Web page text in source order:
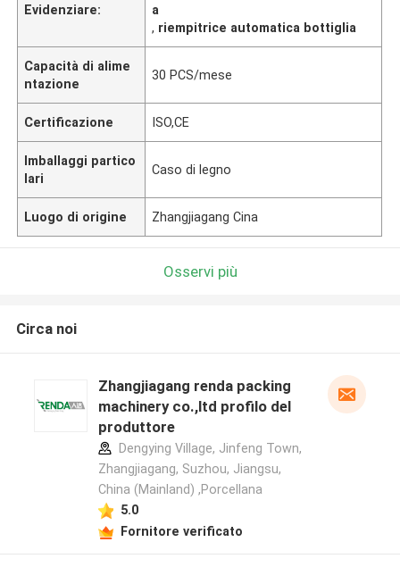
Evidenziare:
a
, riempitrice automatica bottiglia
Capacità di alime
ntazione
30 PCS/mese
Certificazione ISO,CE
Imballaggi partico
lari
Caso di legno
Luogo di origine Zhangjiagang Cina
Osservi più
Circa noi
Zhangjiagang renda packing
machinery co.,ltd profilo del
produttore
Dengying Village, Jinfeng Town,
Zhangjiagang, Suzhou, Jiangsu,
China (Mainland) ,Porcellana
5.0
Fornitore verificato